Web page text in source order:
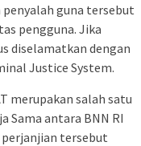
guna tersebut
pengguna. Jika
diselamatkan dengan
Justice System.
merupakan salah satu
Sama antara BNN RI
tersebut